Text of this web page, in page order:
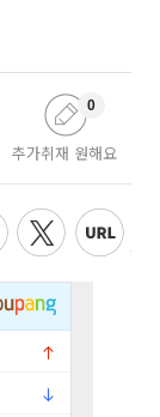
추가취재 원해요
0